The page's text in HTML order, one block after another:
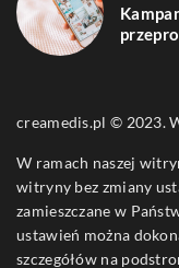
creamedis.pl © 2023.
W ramach naszej
witryny bez zmiany
zamieszczane w
ustawień można
szczegółów na